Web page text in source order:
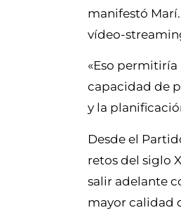
manifestó
vídeo-
«Eso permitiría
capacidad de
y la
Desde el
retos del siglo
salir adelante
mayor calidad